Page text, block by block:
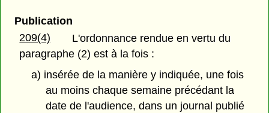
Publication
209(4)
L'ordonnance rendue en vertu du
paragraphe (2) est à la fois :
a) insérée de la manière y indiquée, une fois
au moins chaque semaine précédant la
date de l'audience, dans un journal publié